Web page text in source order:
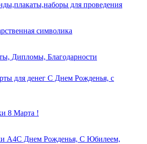
для проведения
символика
Дипломы, Благодарности
для денег С Днем Рожденья, с
8 Марта !
А4С Днем Рожденья, С Юбилеем,